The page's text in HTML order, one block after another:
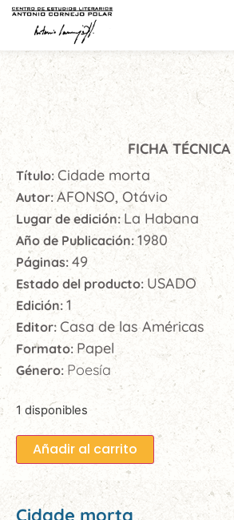
FICHA TÉCNICA
Título: Cidade morta
Autor: AFONSO, Otávio
Lugar de edición: La Habana
Año de Publicación:1980
Páginas: 49
Estado del producto: USADO
Edición: 1
Editor: Casa de las Américas
Formato: Papel
Género: Poesía
1 disponibles
Añadir al carrito
Cidade morta